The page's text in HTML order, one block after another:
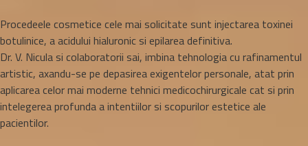
Procedeele cosmetice cele mai solicitate sunt injectarea toxinei
botulinice, a acidului hialuronic si epilarea definitiva.
Dr. V. Nicula si colaboratorii sai, imbina tehnologia cu rafinamentul
artistic, axandu-se pe depasirea exigentelor personale, atat prin
aplicarea celor mai moderne tehnici medicochirurgicale cat si prin
intelegerea profunda a intentiilor si scopurilor estetice ale
pacientilor.